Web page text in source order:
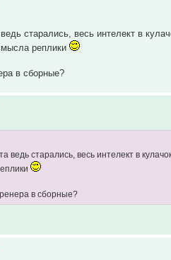
старались, весь интелект в
реплики
в сборные?
ведь старались, весь интелект в
в сборные?